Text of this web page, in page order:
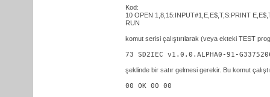
Kod:
10 OPEN 1,8,15:INPUT#1,E,E$,T,S:PRINT
RUN
komut serisi çalıştırılarak (veya ekteki TEST
73 SD2IEC v1.0.0.ALPHA0-91-
şeklinde bir satır gelmesi gerekir. Bu komut
00 OK 00 00